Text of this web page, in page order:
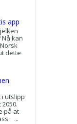
app
kan
dette
i utslipp
på at
...